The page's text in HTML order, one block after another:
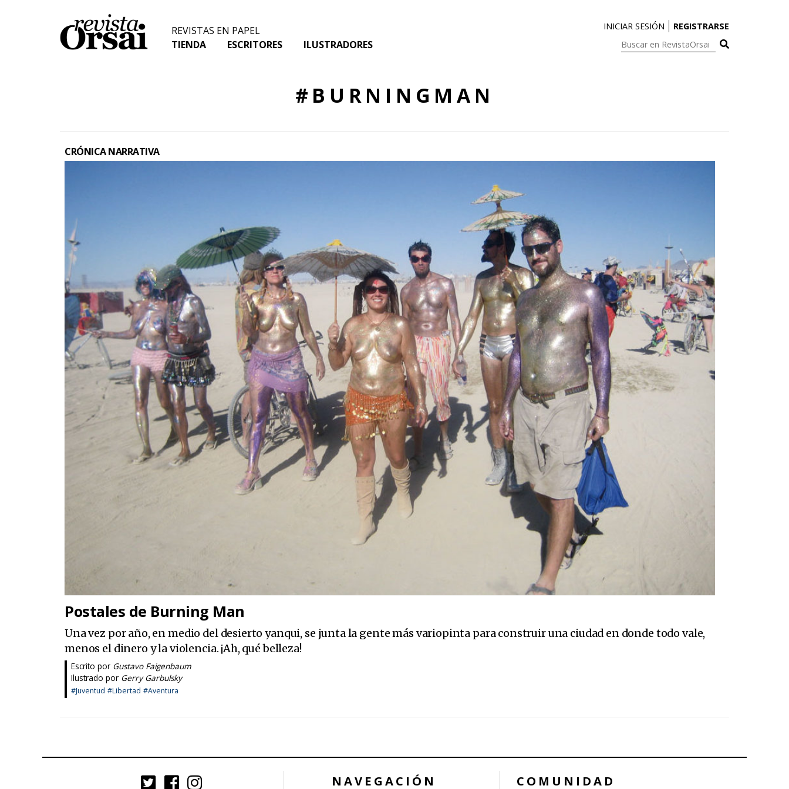
REVISTAS EN PAPEL
TIENDA
ESCRITORES ILUSTRADORES
INICIAR SESIÓN REGISTRARSE
Buscar
#BURNINGMAN
CRÓNICA NARRATIVA
Postales de Burning Man
Una vez por año, en medio del desierto yanqui, se junta la gente más variopinta para construir una ciudad en donde todo vale,
menos el dinero y la violencia. ¡Ah, qué belleza!
Escrito por Gustavo Faigenbaum
Ilustrado por Gerry Garbulsky
#Juventud #Libertad #Aventura
NAVEGACIÓN COMUNIDAD